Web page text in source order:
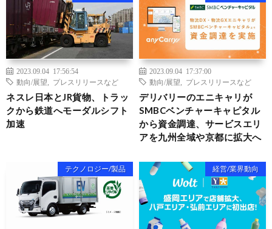
2023.09.04 17:56:54
動向/展望
プレスリリースなど
ネスレ日本とJR貨物、トラッ
クから鉄道へモーダルシフト
加速
2023.09.04 17:37:00
動向/展望
プレスリリースなど
デリバリーのエニキャリが
SMBCベンチャーキャピタル
から資金調達、サービスエリ
アを九州全域や京都に拡大へ
テクノロジー/製品 経営/業界動向